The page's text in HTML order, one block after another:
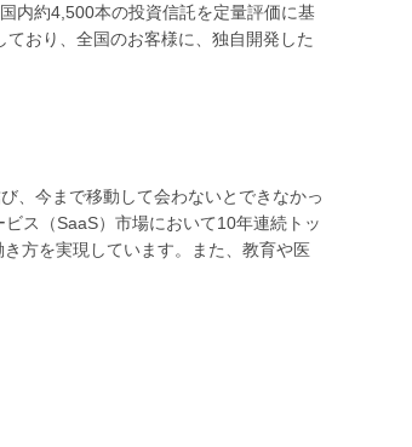
内約4,500本の投資信託を定量評価に基
おり、全国のお客様に、独自開発した
、今まで移動して会わないとできなかっ
ス（SaaS）市場において10年連続トッ
方を実現しています。また、教育や医